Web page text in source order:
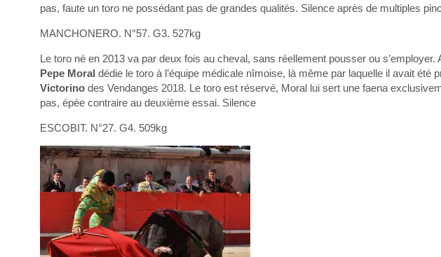
pas, faute un toro ne possédant pas de grandes qualités. Silence après de multiples
MANCHONERO. N°57. G3. 527kg
Le toro né en 2013 va par deux fois au cheval, sans réellement pousser ou
Pepe Moral dédie le toro à l’équipe médicale nîmoise, là même par laquelle il avait été
Victorino des Vendanges 2018. Le toro est réservé, Moral lui sert une faena
pas, épée contraire au deuxième essai. Silence
ESCOBIT. N°27. G4. 509kg